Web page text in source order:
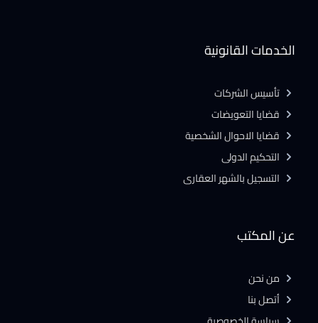
عن المكتب
من نحن
أتصل بنا
الخدمات القانونية
تأسيس الشركات
قضايا التعويضات
قضايا الاحوال الشخصية
التحكيم الدولى
التسجيل بالشهر العقارى